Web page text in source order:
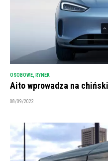
OSOBOWE RYNEK
Aito wprowadza na
08/09/2022